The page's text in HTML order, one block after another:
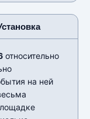
относительно
на ней